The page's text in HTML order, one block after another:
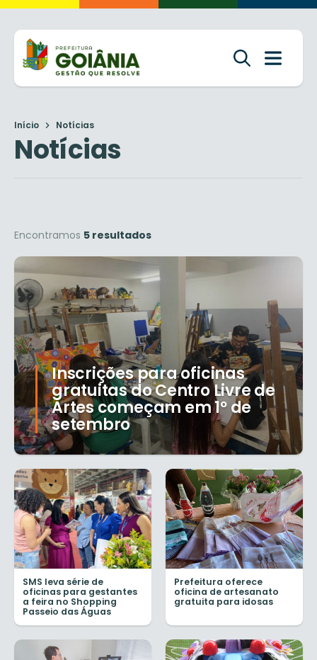
Início Notícias
Notícias
Encontramos 5 resultados
Inscrições para oficinas
gratuitas do Centro Livre de
Artes começam em 1º de
setembro
SMS leva série de
oficinas para gestantes
a feira no Shopping
Passeio das Águas
Prefeitura oferece
oficina de artesanato
gratuita para idosas